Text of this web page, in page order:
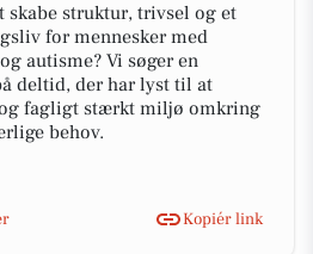
struktur, trivsel og et
for mennesker med
autisme? Vi søger en
deltid, der har lyst til at
fagligt stærkt miljø omkring
behov.
Kopiér link